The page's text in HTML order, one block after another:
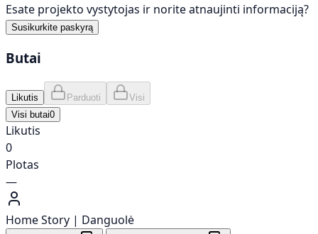
Esate projekto vystytojas ir norite atnaujinti informaciją?
Susikurkite paskyrą
Butai
Likutis Parduoti
Visi
Visi butai0
Likutis
0
Plotas
—
Home Story | Danguolė